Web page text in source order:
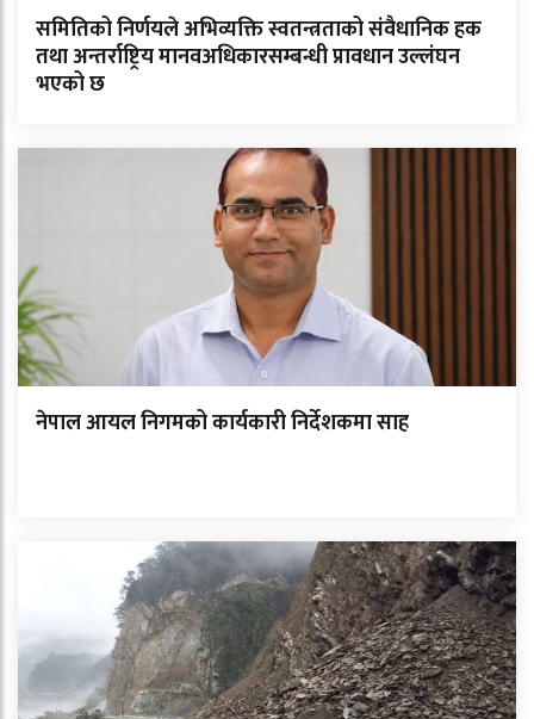
समितिको निर्णयले अभिव्यक्ति स्वतन्त्रताको संवैधानिक हक
तथा अन्तर्राष्ट्रिय मानवअधिकारसम्बन्धी प्रावधान उल्लंघन
भएको छ
नेपाल आयल निगमको कार्यकारी निर्देशकमा साह